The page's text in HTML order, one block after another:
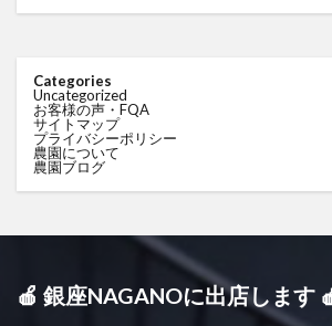
Categories
Uncategorized
お客様の声・FQA
サイトマップ
プライバシーポリシー
農園について
農園ブログ
🍎 銀座NAGANOに出店します